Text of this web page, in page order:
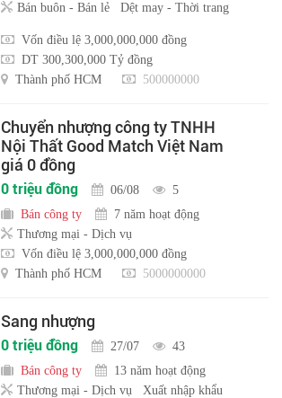
Bán buôn - Bán lẻ
Dệt may - Thời trang
Vốn điều lệ 3,000,000,000 đồng
DT 300,300,000 Tỷ đồng
Thành phố HCM
500000000
Chuyển nhượng công ty TNHH
Nội Thất Good Match Việt Nam
giá 0 đồng
0 triệu đồng 06/08
5
Bán công ty
7 năm hoạt động
Thương mại - Dịch vụ
Vốn điều lệ 3,000,000,000 đồng
Thành phố HCM
5000000000
Sang nhượng
0 triệu đồng 27/07
43
Bán công ty
13 năm hoạt động
Thương mại - Dịch vụ
Xuất nhập khẩu